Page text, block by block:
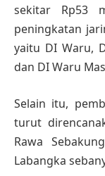
sekitar Rp53
peningkatan
yaitu DI Waru,
dan DI Waru
Selain itu,
turut
Rawa
Labangka